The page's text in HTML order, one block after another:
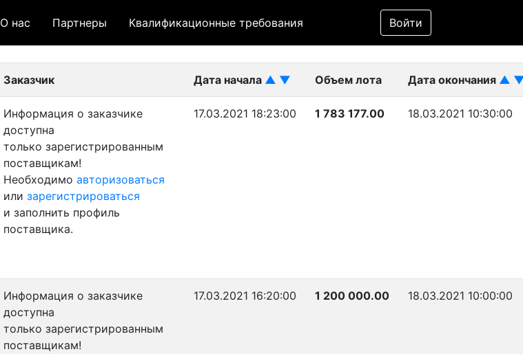
О нас Партнеры Квалификационные требования Войти
Фильтр
Заказчик Дата начала ▲ ▼ Объем лота Дата окончания ▲
Информация о заказчике
доступна
только зарегистрированным
поставщикам!
Необходимо авторизоваться
или зарегистрироваться
и заполнить профиль
поставщика.
17.03.2021 18:23:00 1 783 177.00 18.03.2021 10:30:00
Информация о заказчике
доступна
только зарегистрированным
поставщикам!
17.03.2021 16:20:00 1 200 000.00 18.03.2021 10:00:00